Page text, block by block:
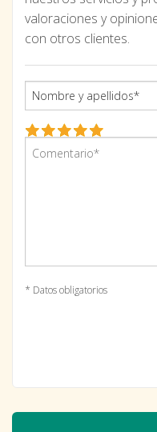
valoraciones y
con otros clientes.
* Datos obligatorios